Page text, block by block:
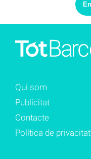
Qui som
Publicitat
Contacte
Política de privacitat